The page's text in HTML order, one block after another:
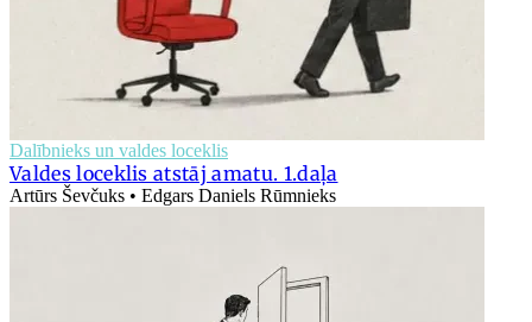
Dalībnieks un valdes loceklis
Valdes loceklis atstāj amatu. 1.daļa
Artūrs Ševčuks • Edgars Daniels Rūmnieks